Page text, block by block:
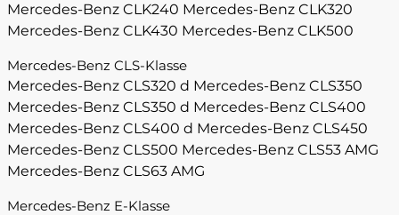
Mercedes-Benz CLK240 Mercedes-Benz CLK320
Mercedes-Benz CLK430 Mercedes-Benz CLK500
Mercedes-Benz CLS-Klasse
Mercedes-Benz CLS320 d Mercedes-Benz CLS350
Mercedes-Benz CLS350 d Mercedes-Benz CLS400
Mercedes-Benz CLS400 d Mercedes-Benz CLS450
Mercedes-Benz CLS500 Mercedes-Benz CLS53 AMG
Mercedes-Benz CLS63 AMG
Mercedes-Benz E-Klasse